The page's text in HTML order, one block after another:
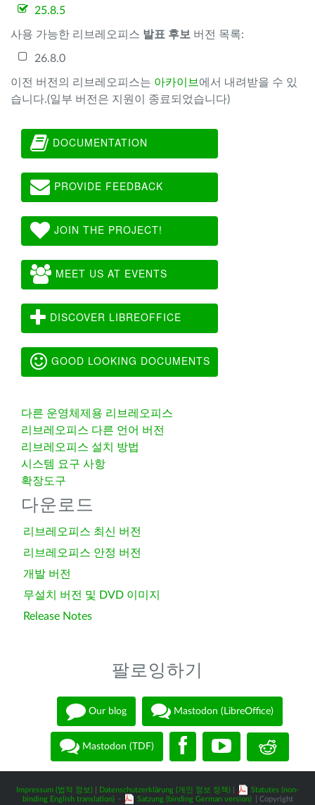
25.8.5
사용 가능한 리브레오피스 발표 후보 버전 목록:
26.8.0
이전 버전의 리브레오피스는 아카이브 에서 내려받을 수 있
습니다.(일부 버전은 지원이 종료되었습니다)
DOCUMENTATION
PROVIDE FEEDBACK
JOIN THE PROJECT!
MEET US AT EVENTS
DISCOVER LIBREOFFICE
GOOD LOOKING DOCUMENTS
다른 운영체제용 리브레오피스
리브레오피스 다른 언어 버전
리브레오피스 설치 방법
시스템 요구 사항
확장도구
다운로드
리브레오피스 최신 버전
리브레오피스 안정 버전
개발 버전
무설치 버전 및 DVD 이미지
Release Notes
팔로잉하기
Our blog Mastodon (LibreOffice)
Mastodon (TDF)
Impressum (법적 정보) Datenschutzerklärung (개인 정보 정책)
Statutes (non-
binding English translation) - Satzung (binding German version)
| Copyright